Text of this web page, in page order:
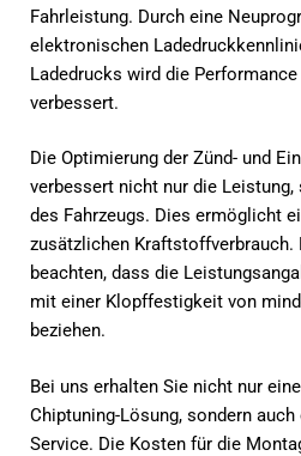
Fahrleistung. Durch eine
elektronischen
Ladedrucks wird die
verbessert.
Die Optimierung der Zünd- und
verbessert nicht nur die
des Fahrzeugs. Dies ermöglicht
zusätzlichen
beachten, dass die
mit einer Klopffestigkeit von
beziehen.
Bei uns erhalten Sie nicht nur
Chiptuning-Lösung, sondern
Service. Die Kosten für die